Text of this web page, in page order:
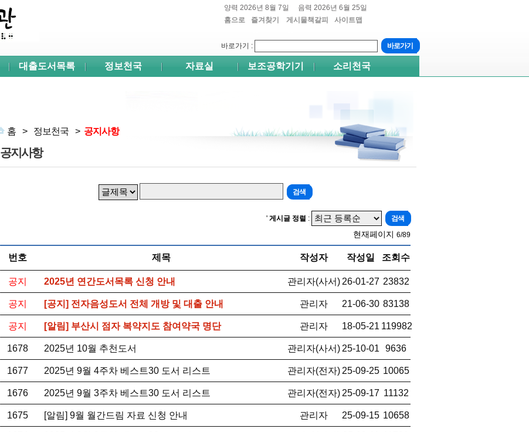
양력 2026년 8월 7일
음력 2026년 6월 25일
홈으로
즐겨찾기
게시물책갈피
사이트맵
바로가기 :
대출도서목록 정보천국 자료실 보조공학기기 소리천국
홈 > 정보천국 > 공지사항
공지사항
' 게시글 정렬 :
현재페이지 6/89
번호 제목 작성자 작성일 조회수
공지 2025년 연간도서목록 신청 안내 관리자(사서) 26-01-27 23832
공지 [공지] 전자음성도서 전체 개방 및 대출 안내 관리자 21-06-30 83138
공지 [알림] 부산시 점자 복약지도 참여약국 명단 관리자 18-05-21 119982
1678 2025년 10월 추천도서 관리자(사서) 25-10-01 9636
1677 2025년 9월 4주차 베스트30 도서 리스트 관리자(전자) 25-09-25 10065
1676 2025년 9월 3주차 베스트30 도서 리스트 관리자(전자) 25-09-17 11132
1675 [알림] 9월 월간드림 자료 신청 안내 관리자 25-09-15 10658